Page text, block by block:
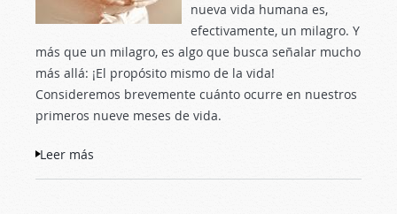
nueva vida humana es,
efectivamente, un milagro. Y
más que un milagro, es algo que busca señalar mucho
más allá: ¡El propósito mismo de la vida!
Consideremos brevemente cuánto ocurre en nuestros
primeros nueve meses de vida.
Leer más